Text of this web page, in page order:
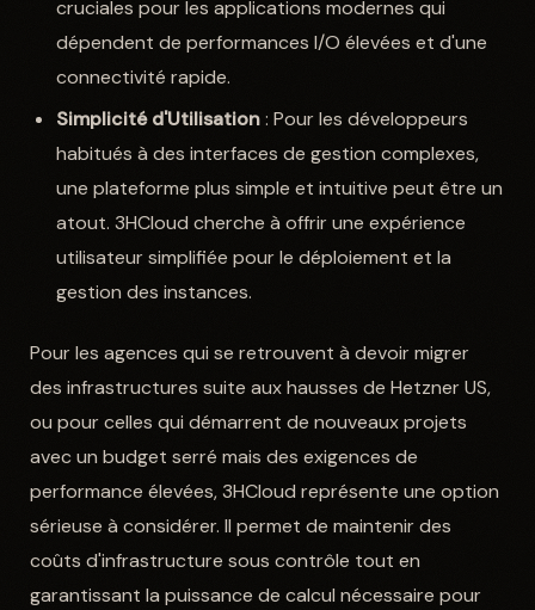
cruciales pour les applications modernes qui
dépendent de performances I/O élevées et d'une
connectivité rapide.
Simplicité d'Utilisation: Pour les développeurs
habitués à des interfaces de gestion complexes,
une plateforme plus simple et intuitive peut être un
atout. 3HCloud cherche à offrir une expérience
utilisateur simplifiée pour le déploiement et la
gestion des instances.
Pour les agences qui se retrouvent à devoir migrer
des infrastructures suite aux hausses de Hetzner US,
ou pour celles qui démarrent de nouveaux projets
avec un budget serré mais des exigences de
performance élevées, 3HCloud représente une option
sérieuse à considérer. Il permet de maintenir des
coûts d'infrastructure sous contrôle tout en
garantissant la puissance de calcul nécessaire pour